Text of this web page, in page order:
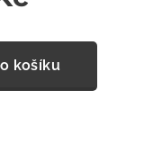
košíku